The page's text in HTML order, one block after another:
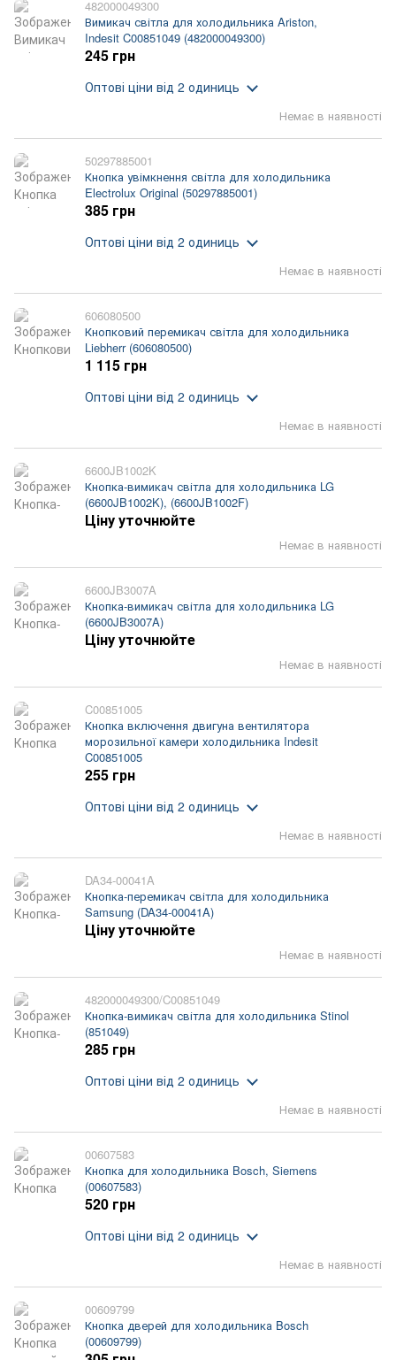
482000049300
Вимикач світла для холодильника Ariston,
Indesit C00851049 (482000049300)
Немає в наявності
245 грн
Оптові ціни від 2 одиниць
50297885001
Кнопка увімкнення світла для холодильника
Electrolux Original (50297885001)
Немає в наявності
385 грн
Оптові ціни від 2 одиниць
606080500
Кнопковий перемикач світла для холодильника
Liebherr (606080500)
Немає в наявності
1 115 грн
Оптові ціни від 2 одиниць
6600JB1002K
Кнопка-вимикач світла для холодильника LG
(6600JB1002K), (6600JB1002F)
Немає в наявності
Ціну уточнюйте
6600JB3007A
Кнопка-вимикач світла для холодильника LG
(6600JB3007A)
Немає в наявності
Ціну уточнюйте
C00851005
Кнопка включення двигуна вентилятора
морозильної камери холодильника Indesit
C00851005
Немає в наявності
255 грн
Оптові ціни від 2 одиниць
DA34-00041A
Кнопка-перемикач світла для холодильника
Samsung (DA34-00041A)
Немає в наявності
Ціну уточнюйте
482000049300/C00851049
Кнопка-вимикач світла для холодильника Stinol
(851049)
Немає в наявності
285 грн
Оптові ціни від 2 одиниць
00607583
Кнопка для холодильника Bosch, Siemens
(00607583)
Немає в наявності
520 грн
Оптові ціни від 2 одиниць
00609799
Кнопка дверей для холодильника Bosch
(00609799)